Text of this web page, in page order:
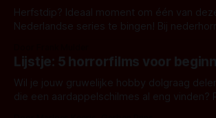
Herfstdip? Ideaal moment om één van
Nederlandse series te bingen! Bij nederhorror denk je al
Amsterdamned of The Johnsons. Maar
is niet beperkt tot films. Hier een aantal
series uit het duistere of horrorgenre. Als
Lijstje: 5 horrorfilms voor
Wil je jouw gruwelijke hobby dolgraag
die een aardappelschilmes al eng vinden?